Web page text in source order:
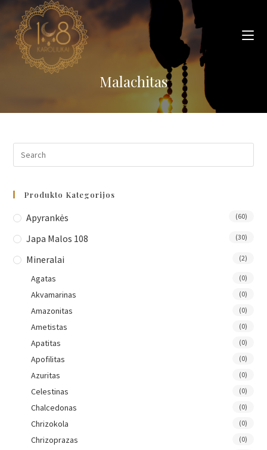
Skip
content
Malachitas
Produkto Kategorijos
Apyrankės (60)
Japa Malos 108 (30)
Mineralai (2)
Agatas (0)
Akvamarinas (0)
Amazonitas (0)
Ametistas (0)
Apatitas (0)
Apofilitas (0)
Azuritas (0)
Celestinas (0)
Chalcedonas (0)
Chrizokola (0)
Chrizoprazas (0)